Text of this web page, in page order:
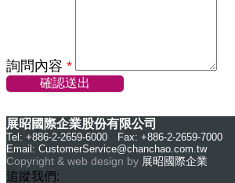
詢問內容 *
確認送出
展昭國際企業股份有限公司
Tel: +886-2-2659-6000 Fax: +886-2-2659-7000
Email: CustomerService@chanchao.com.tw
Copyright & web design by 展昭國際企業
追蹤我們: